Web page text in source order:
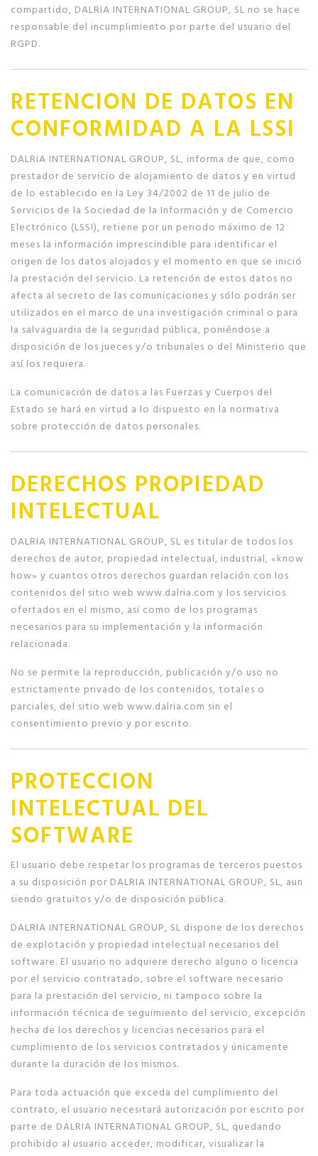
compartido, DALRIA INTERNATIONAL GROUP, SL no se hace
responsable del incumplimiento por parte del usuario del
RGPD.
RETENCION DE DATOS EN
CONFORMIDAD A LA LSSI
DALRIA INTERNATIONAL GROUP, SL, informa de que, como
prestador de servicio de alojamiento de datos y en virtud
de lo establecido en la Ley 34/2002 de 11 de julio de
Servicios de la Sociedad de la Información y de Comercio
Electrónico (LSSI), retiene por un periodo máximo de 12
meses la información imprescindible para identificar el
origen de los datos alojados y el momento en que se inició
la prestación del servicio. La retención de estos datos no
afecta al secreto de las comunicaciones y sólo podrán ser
utilizados en el marco de una investigación criminal o para
la salvaguardia de la seguridad pública, poniéndose a
disposición de los jueces y/o tribunales o del Ministerio que
así los requiera.
La comunicación de datos a las Fuerzas y Cuerpos del
Estado se hará en virtud a lo dispuesto en la normativa
sobre protección de datos personales.
DERECHOS PROPIEDAD
INTELECTUAL
DALRIA INTERNATIONAL GROUP, SL es titular de todos los
derechos de autor, propiedad intelectual, industrial, «know
how» y cuantos otros derechos guardan relación con los
contenidos del sitio web www.dalria.com y los servicios
ofertados en el mismo, así como de los programas
necesarios para su implementación y la información
relacionada.
No se permite la reproducción, publicación y/o uso no
estrictamente privado de los contenidos, totales o
parciales, del sitio web www.dalria.com sin el
consentimiento previo y por escrito.
PROTECCION
INTELECTUAL DEL
SOFTWARE
El usuario debe respetar los programas de terceros puestos
a su disposición por DALRIA INTERNATIONAL GROUP, SL, aun
siendo gratuitos y/o de disposición pública.
DALRIA INTERNATIONAL GROUP, SL dispone de los derechos
de explotación y propiedad intelectual necesarios del
software. El usuario no adquiere derecho alguno o licencia
por el servicio contratado, sobre el software necesario
para la prestación del servicio, ni tampoco sobre la
información técnica de seguimiento del servicio, excepción
hecha de los derechos y licencias necesarios para el
cumplimiento de los servicios contratados y únicamente
durante la duración de los mismos.
Para toda actuación que exceda del cumplimiento del
contrato, el usuario necesitará autorización por escrito por
parte de DALRIA INTERNATIONAL GROUP, SL, quedando
prohibido al usuario acceder, modificar, visualizar la